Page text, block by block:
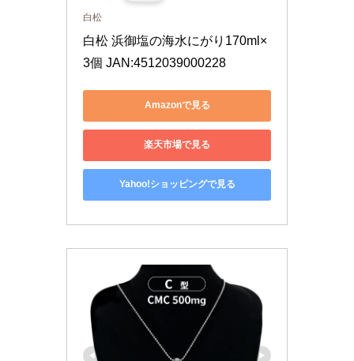
白松
白松 浜御塩の海水にがり170ml×
3個 JAN:4512039000228
Amazonで見る
楽天市場で見る
Yahoo!ショッピングで見る